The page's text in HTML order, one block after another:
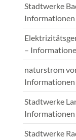
Stadtwerke
–
naturstrom
Stadtwerke
Stadtwerke